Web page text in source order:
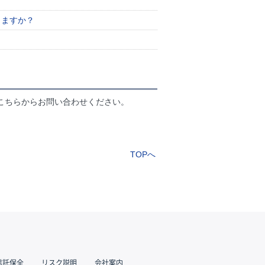
すか？
らからお問い合わせください。
TOPへ
託保全 リスク説明 会社案内